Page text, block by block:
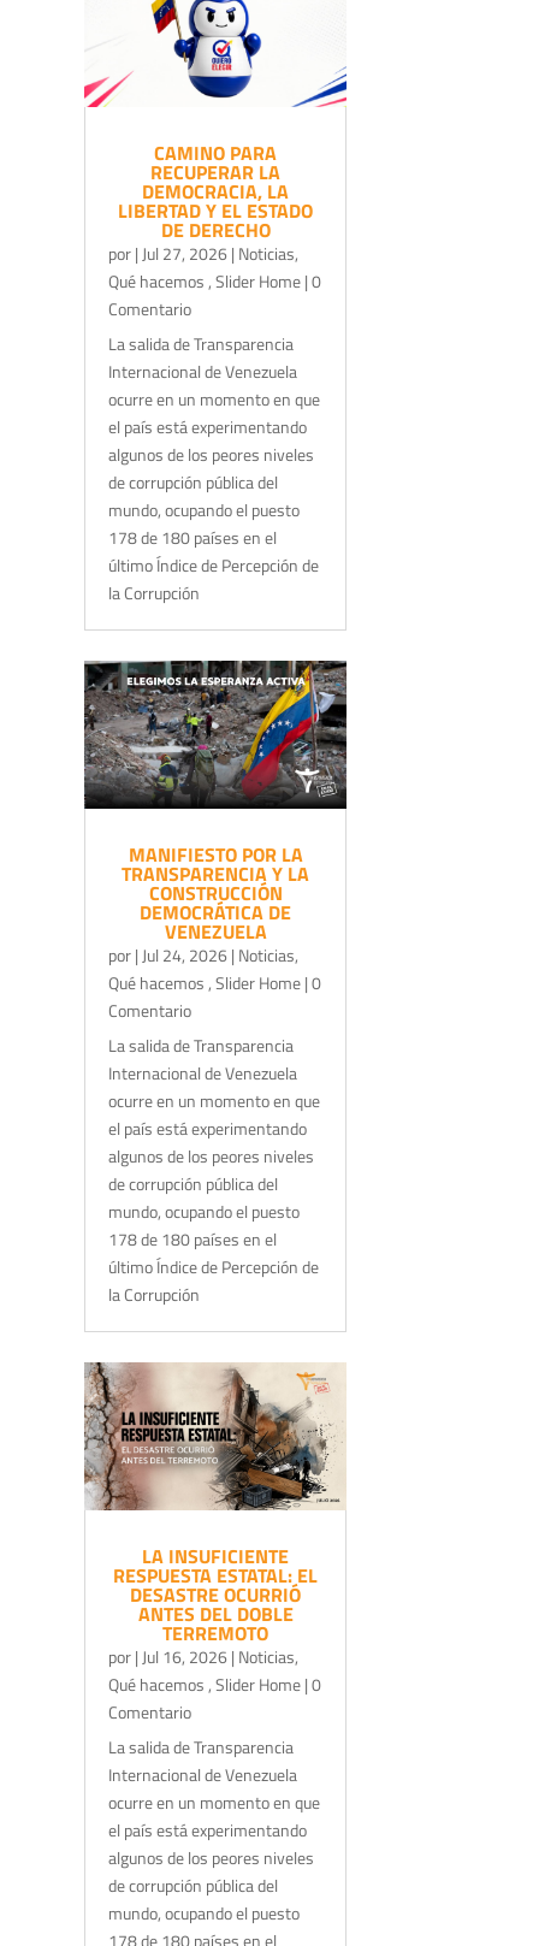
CAMINO PARA
RECUPERAR LA
DEMOCRACIA, LA
LIBERTAD Y EL ESTADO
DE DERECHO
por| Jul 27, 2026| Noticias,
Qué hacemos ,Slider Home| 0
Comentario
La salida de Transparencia
Internacional de Venezuela
ocurre en un momento en que
el país está experimentando
algunos de los peores niveles
de corrupción pública del
mundo, ocupando el puesto
178 de 180 países en el
último Índice de Percepción de
la Corrupción
MANIFIESTO POR LA
TRANSPARENCIA Y LA
CONSTRUCCIÓN
DEMOCRÁTICA DE
VENEZUELA
por| Jul 24, 2026| Noticias,
Qué hacemos ,Slider Home| 0
Comentario
La salida de Transparencia
Internacional de Venezuela
ocurre en un momento en que
el país está experimentando
algunos de los peores niveles
de corrupción pública del
mundo, ocupando el puesto
178 de 180 países en el
último Índice de Percepción de
la Corrupción
LA INSUFICIENTE
RESPUESTA ESTATAL: EL
DESASTRE OCURRIÓ
ANTES DEL DOBLE
TERREMOTO
por| Jul 16, 2026| Noticias,
Qué hacemos ,Slider Home| 0
Comentario
La salida de Transparencia
Internacional de Venezuela
ocurre en un momento en que
el país está experimentando
algunos de los peores niveles
de corrupción pública del
mundo, ocupando el puesto
178 de 180 países en el